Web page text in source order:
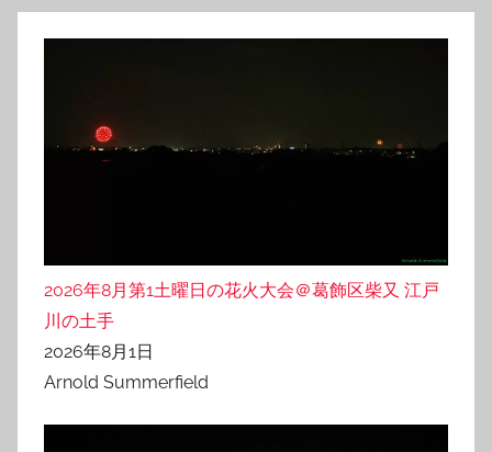
2026年8月第1土曜日の花火大会＠葛飾区柴又 江戸
川の土手
2026年8月1日
Arnold Summerfield